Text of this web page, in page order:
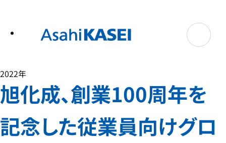
2022年
旭化成、創業100周年を
記念した従業員向けグロ